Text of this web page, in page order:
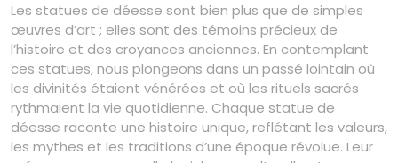
Les statues de déesse sont bien plus que de simples
œuvres d’art ; elles sont des témoins précieux de
l’histoire et des croyances anciennes. En contemplant
ces statues, nous plongeons dans un passé lointain où
les divinités étaient vénérées et où les rituels sacrés
rythmaient la vie quotidienne. Chaque statue de
déesse raconte une histoire unique, reflétant les valeurs,
les mythes et les traditions d’une époque révolue. Leur